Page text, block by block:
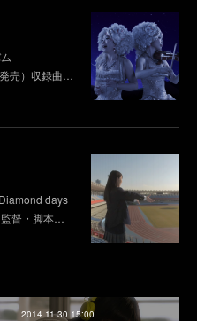
売）収録曲…
days
監督・脚本…
2014.11.30 15:00